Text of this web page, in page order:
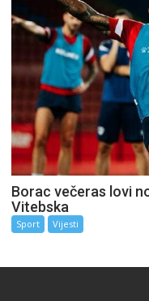
Borac večeras lovi
Vitebska
Sport Vijesti